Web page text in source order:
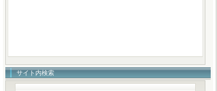
サイト内検索